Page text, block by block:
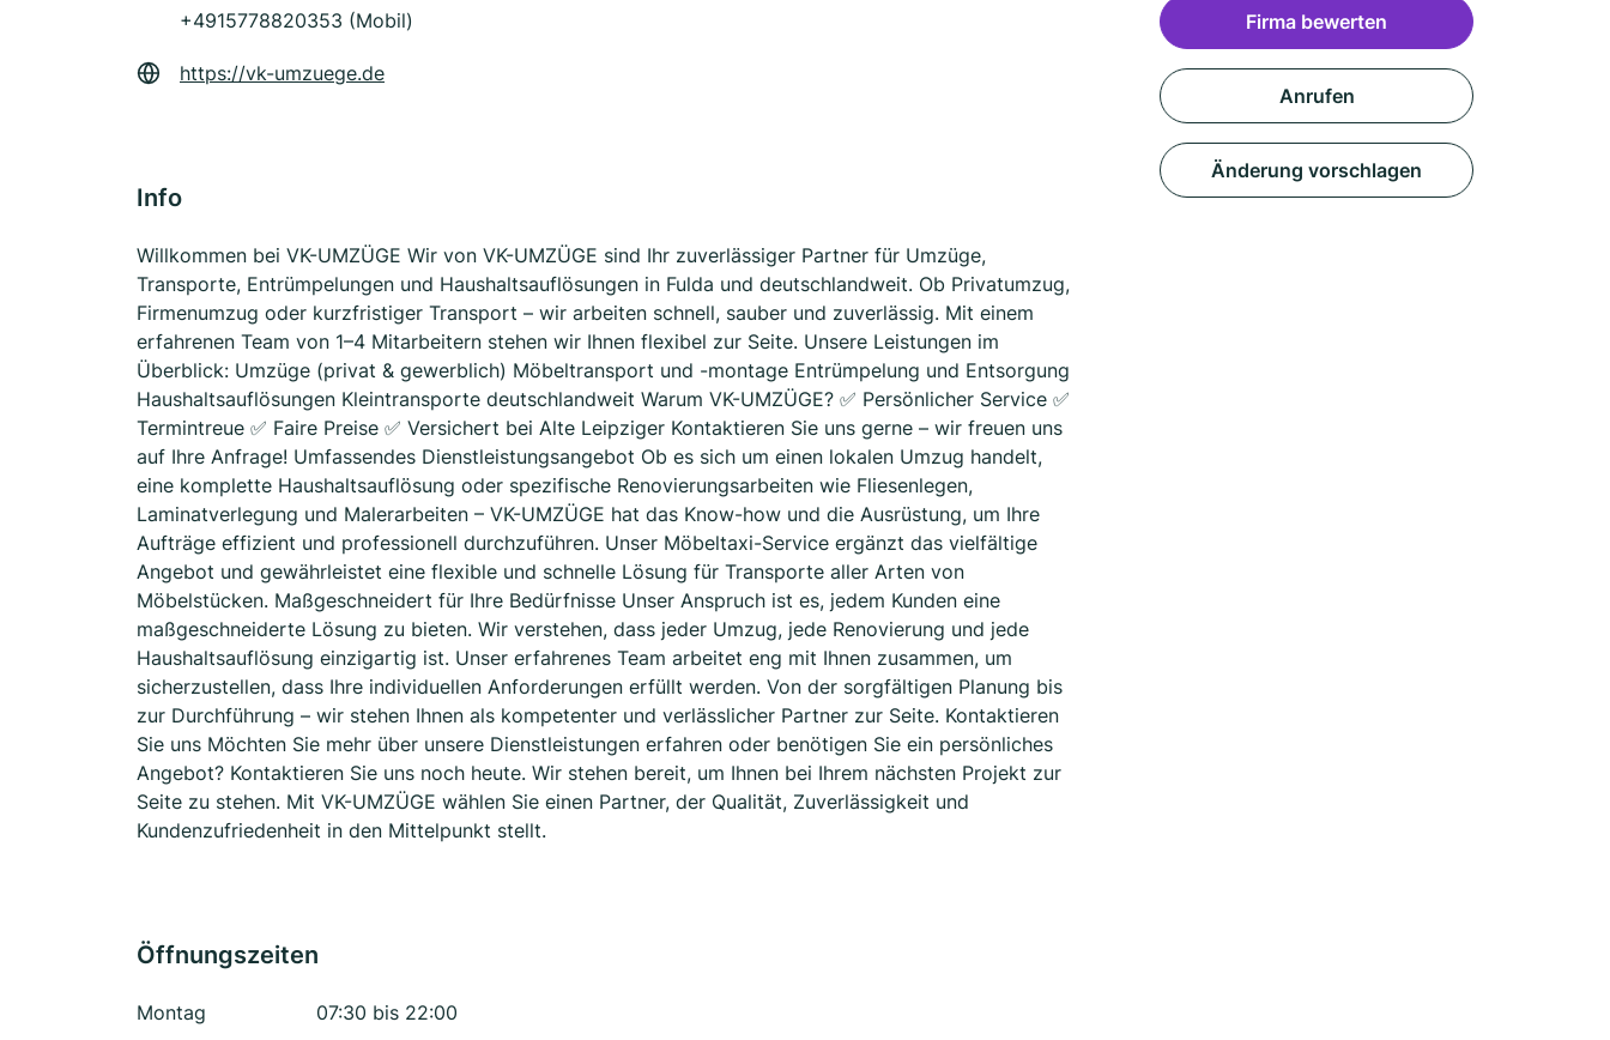
+4915778820353 (Mobil)
https://vk-umzuege.de
Info
Willkommen bei VK-UMZÜGE Wir von VK-UMZÜGE sind Ihr zuverlässiger Partner für Umzüge,
Transporte, Entrümpelungen und Haushaltsauflösungen in Fulda und deutschlandweit. Ob Privatumzug,
Firmenumzug oder kurzfristiger Transport – wir arbeiten schnell, sauber und zuverlässig. Mit einem
erfahrenen Team von 1–4 Mitarbeitern stehen wir Ihnen flexibel zur Seite. Unsere Leistungen im
Überblick: Umzüge (privat & gewerblich) Möbeltransport und -montage Entrümpelung und Entsorgung
Haushaltsauflösungen Kleintransporte deutschlandweit Warum VK-UMZÜGE? ✅ Persönlicher Service ✅
Termintreue ✅ Faire Preise ✅ Versichert bei Alte Leipziger Kontaktieren Sie uns gerne – wir freuen uns
auf Ihre Anfrage! Umfassendes Dienstleistungsangebot Ob es sich um einen lokalen Umzug handelt,
eine komplette Haushaltsauflösung oder spezifische Renovierungsarbeiten wie Fliesenlegen,
Laminatverlegung und Malerarbeiten – VK-UMZÜGE hat das Know-how und die Ausrüstung, um Ihre
Aufträge effizient und professionell durchzuführen. Unser Möbeltaxi-Service ergänzt das vielfältige
Angebot und gewährleistet eine flexible und schnelle Lösung für Transporte aller Arten von
Möbelstücken. Maßgeschneidert für Ihre Bedürfnisse Unser Anspruch ist es, jedem Kunden eine
maßgeschneiderte Lösung zu bieten. Wir verstehen, dass jeder Umzug, jede Renovierung und jede
Haushaltsauflösung einzigartig ist. Unser erfahrenes Team arbeitet eng mit Ihnen zusammen, um
sicherzustellen, dass Ihre individuellen Anforderungen erfüllt werden. Von der sorgfältigen Planung bis
zur Durchführung – wir stehen Ihnen als kompetenter und verlässlicher Partner zur Seite. Kontaktieren
Sie uns Möchten Sie mehr über unsere Dienstleistungen erfahren oder benötigen Sie ein persönliches
Angebot? Kontaktieren Sie uns noch heute. Wir stehen bereit, um Ihnen bei Ihrem nächsten Projekt zur
Seite zu stehen. Mit VK-UMZÜGE wählen Sie einen Partner, der Qualität, Zuverlässigkeit und
Kundenzufriedenheit in den Mittelpunkt stellt.
Öffnungszeiten
Montag
07:30 bis 22:00
Firma bewerten
Anrufen
Änderung vorschlagen